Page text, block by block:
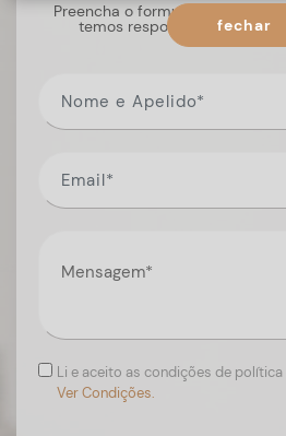
Preencha o formulário, e num
temos respostas para todas
Li e aceito as condições de
Ver Condições.
fechar